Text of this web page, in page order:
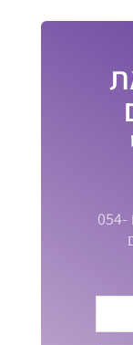
השאירו כאן פרטים או התקשרו 054-